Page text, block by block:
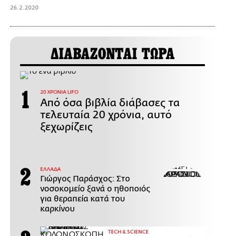
26.2.2020
ΔΙΑΒΑΖΟΝΤΑΙ ΤΩΡΑ
20 ΧΡΟΝΙΑ LIFO
Από όσα βιβλία διάβασες τα
τελευταία 20 χρόνια, αυτό
ξεχωρίζεις
ΕΛΛΑΔΑ
Γιώργος Παράσχος: Στο
νοσοκομείο ξανά ο ηθοποιός
για θεραπεία κατά του
καρκίνου
ΤECH & SCIENCE